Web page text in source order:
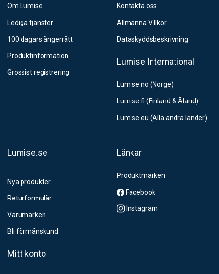
Om Lumise
Lediga tjänster
100 dagars ångerrätt
Produktinformation
Grossist registrering
Kontakta oss
Allmänna Villkor
Dataskyddsbeskrivning
Lumise International
Lumise.no (Norge)
Lumise.fi (Finland & Åland)
Lumise.eu (Alla andra länder)
Lumise.se
Nya produkter
Returformulär
Varumärken
Bli förmånskund
Länkar
Produktmärken
Facebook
Instagram
Mitt konto